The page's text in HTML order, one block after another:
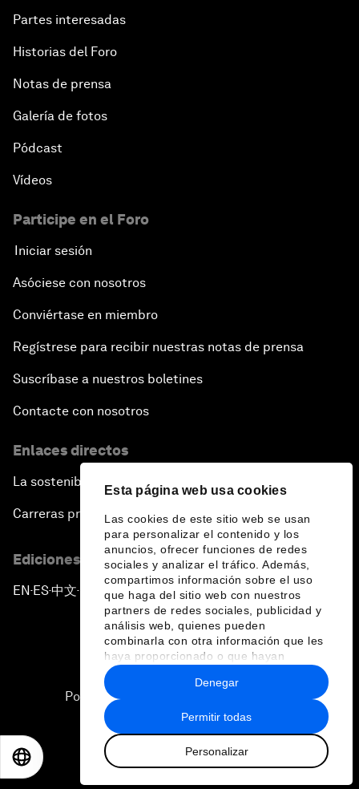
Esta página web usa cookies
Las cookies de este sitio web se usan
para personalizar el contenido y los
anuncios, ofrecer funciones de redes
sociales y analizar el tráfico. Además,
compartimos información sobre el uso
que haga del sitio web con nuestros
partners de redes sociales, publicidad y
análisis web, quienes pueden
combinarla con otra información que les
haya proporcionado o que hayan
recopilado a partir del uso que haya
hecho de sus servicios.
Permitir todas
Personalizar
Denegar
Partes interesadas
Historias del Foro
Notas de prensa
Galería de fotos
Pódcast
Vídeos
Participe en el Foro
Iniciar sesión
Asóciese con nosotros
Conviértase en miembro
Regístrese para recibir nuestras notas de prensa
Suscríbase a nuestros boletines
Contacte con nosotros
Enlaces directos
La sostenibilidad en el Foro
Carreras profesionales
Ediciones en otros idiomas
EN ▪ ES▪中文▪ 日本語
Política de privacidad y normas de uso
2026 Foro Económico Mundial